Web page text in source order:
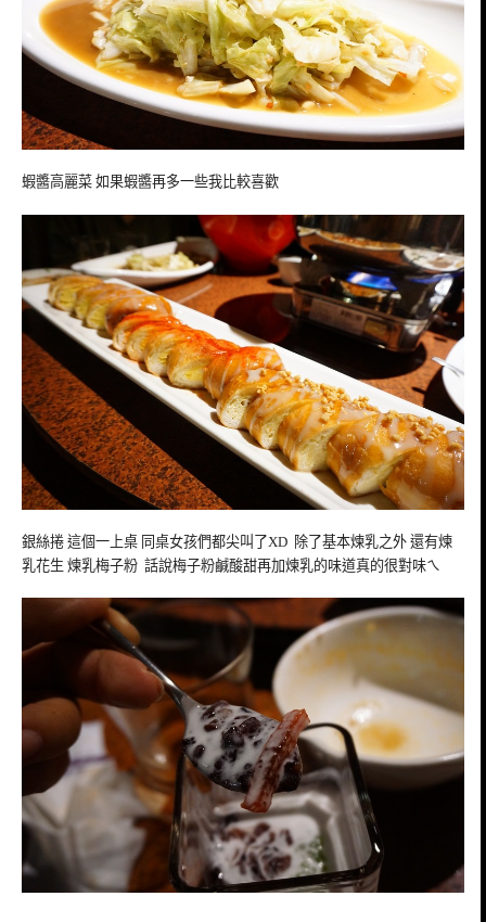
蝦醬高麗菜 如果蝦醬再多一些我比較喜歡
銀絲捲 這個一上桌 同桌女孩們都尖叫了XD 除了基本煉乳之外 還有煉
乳花生 煉乳梅子粉 話說梅子粉鹹酸甜再加煉乳的味道真的很對味ㄟ